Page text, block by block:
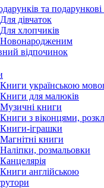
та
Для дівчаток
Для хлопчиків
Новонародженим
відпочинок
Книги українською
Книги для малюків
Музичні книги
Книги з віконцями,
Книги-іграшки
Магнітні книги
Наліпки, розмальовки
Канцелярія
Книги англійською